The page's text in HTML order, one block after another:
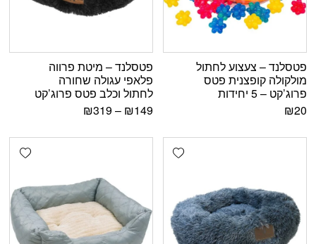
פטסלנד – צעצוע לחתול
מולקולה קופצנית פטס
פרוג’קט – 5 יחידות
₪20
פטסלנד – מיטת פרווה
פלאפי עגולה שחורה
לחתול וכלב פטס פרוג’קט
₪149
–
₪319
Add wishlist